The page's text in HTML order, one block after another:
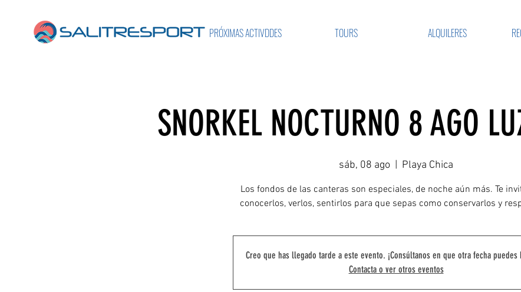
PRÓXIMAS ACTIVDDES TOURS ALQUILERES
SNORKEL NOCTURNO 8 AGO
sáb, 08 ago Playa Chica
Los fondos de las canteras son especiales, de noche aún más. Te
conocerlos, verlos, sentirlos para que sepas como conservarlos y
Creo que has llegado tarde a este evento. ¡Consúltanos en que otra fecha puedes
Contacta o ver otros eventos